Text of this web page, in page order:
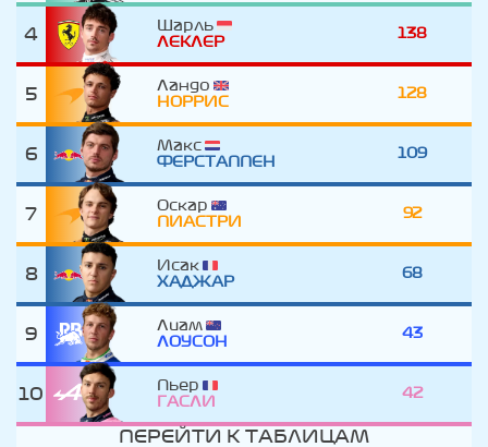
4
Шарль
ЛЕКЛЕР
138
5
Ландо
НОРРИС
128
6
Макс
ФЕРСТАППЕН
109
7
Оскар
ПИАСТРИ
92
8
Исак
ХАДЖАР
68
9
Лиам
ЛОУСОН
43
10
Пьер
ГАСЛИ
42
ПЕРЕЙТИ К ТАБЛИЦАМ